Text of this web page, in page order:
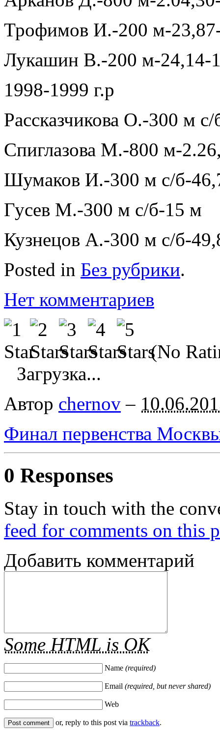
Трофимов И.-200 м-
Лукашин В.-200 м-24,14-
1998-1999 г.р
Рассказчикова О.-300 м
Спиглазова М.-800 м-
Шумаков И.-300 м с/б-
Гусев М.-300 м с/б-15 м
Кузнецов А.-300 м с/б-
Posted in Без рубрики.
Нет комментариев
(No
Загрузка...
Автор chernov –
Финал первенства
0 Responses
Stay in touch with the
feed for comments on this
Добавить комментарий
Some HTML is OK
Name (required)
Email (required, but never shared)
Web
or, reply to this post via trackback.